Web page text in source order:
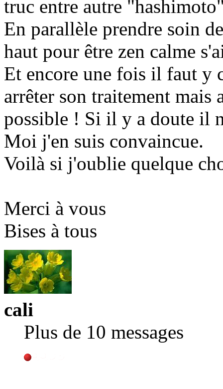
truc entre autre
En parallèle prendre soin
haut pour être zen calme
Et encore une fois il faut
arrêter son traitement mais
possible ! Si il y a doute il
Moi j'en suis convaincue.
Voilà si j'oublie quelque
Merci à vous
Bises à tous
cali
Plus de 10 messages